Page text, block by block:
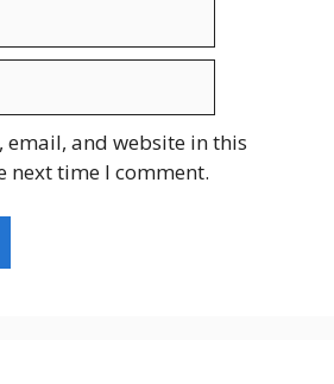
email, and website in this
next time I comment.